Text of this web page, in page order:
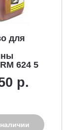
для
624 5
р.